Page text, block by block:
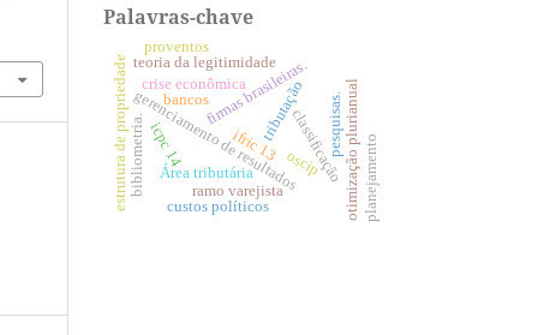
Palavras-chave
classificação
Área tributária
tributação
gerenciamento de resultados
estrutura de propriedade firmas brasileiras.
bibliometria.
bancos
crise econômica
pesquisas.
oscip
ramo varejista
teoria da legitimidade
custos políticos
ifric 13 otimização plurianualplanejamento
icpc 14
proventos